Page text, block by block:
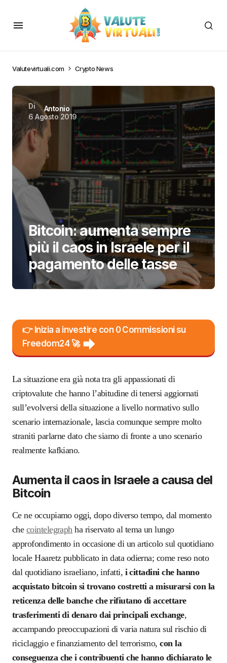
Valutevirtuali.com Crypto News
Di
Antonio
6 Agosto 2019
Bitcoin: aumenta sempre
più il caos in Israele per il
pagamento delle tasse
👉 Inizia a investire con 0 Commissioni su
Freedom24 🚀
La situazione era già nota tra gli appassionati di
criptovalute che hanno l’abitudine di tenersi aggiornati
sull’evolversi della situazione a livello normativo sullo
scenario internazionale, lascia comunque sempre molto
straniti parlarne dato che siamo di fronte a uno scenario
realmente kafkiano.
Aumenta il caos in Israele a causa del
Bitcoin
Ce ne occupiamo oggi, dopo diverso tempo, dal momento
che cointelegraphha riservato al tema un lungo
approfondimento in occasione di un articolo sul quotidiano
locale Haaretz pubblicato in data odierna; come reso noto
dal quotidiano israeliano, infatti, i cittadini che hanno
acquistato bitcoin si trovano costretti a misurarsi con la
reticenza delle banche che rifiutano di accettare
trasferimenti di denaro dai principali exchange,
accampando preoccupazioni di varia natura sul rischio di
riciclaggio e finanziamento del terrorismo,con la
conseguenza che i contribuenti che hanno dichiarato le